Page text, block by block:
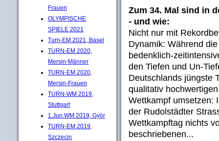
Frauen
OLYMPISCHE
SPIELE 2021
Turn-EM 2021, Basel
TURN-EM 2020,
Mersin-Männer
TURN-EM 2020,
Mersin-Frauen
TURN-WM 2019,
Stuttgart
1.Jun.WM 2019, Györ
TURN-EM 2019,
Szczecin
Zum 34. Mal sind in
- und wie:
Nicht nur mit
Dynamik: Während
bedenklich-
den Tiefen und Un-
Deutschlands jüngste
qualitativ
Wettkampf umsetzen:
der Rudolstädter
Wettkampftag nichts
beschriebenen...